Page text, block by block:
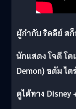
ผู้กำกับ ริดลีย์ ส
นักแสดง โจดี โค
Demon) อดัม ไ
ดูได้ทาง Disney